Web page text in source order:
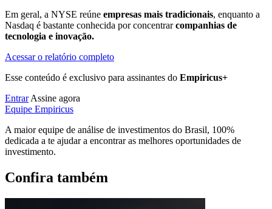
Em geral, a NYSE reúne empresas mais tradicionais, enquanto a
Nasdaq é bastante conhecida por concentrarcompanhias de
tecnologia e inovação.
Acessar o relatório completo
Esse conteúdo é exclusivo para assinantes do Empiricus+
Entrar Assine agora
Equipe Empiricus
A maior equipe de análise de investimentos do Brasil, 100%
dedicada a te ajudar a encontrar as melhores oportunidades de
investimento.
Confira também